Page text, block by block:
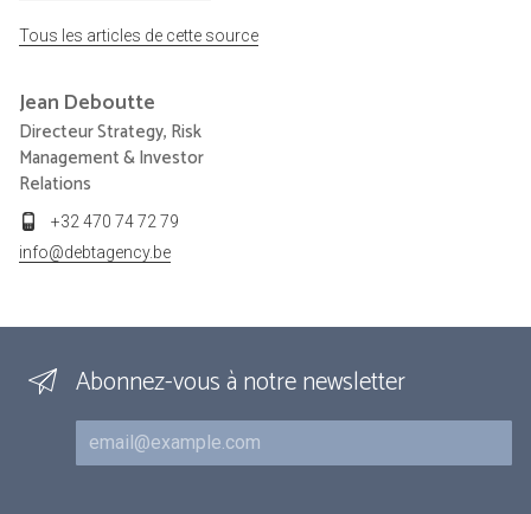
Tous les articles de cette source
Jean Deboutte
Directeur Strategy, Risk
Management & Investor
Relations
+32 470 74 72 79
info@debtagency.be
Abonnez-vous à notre newsletter
Courriel